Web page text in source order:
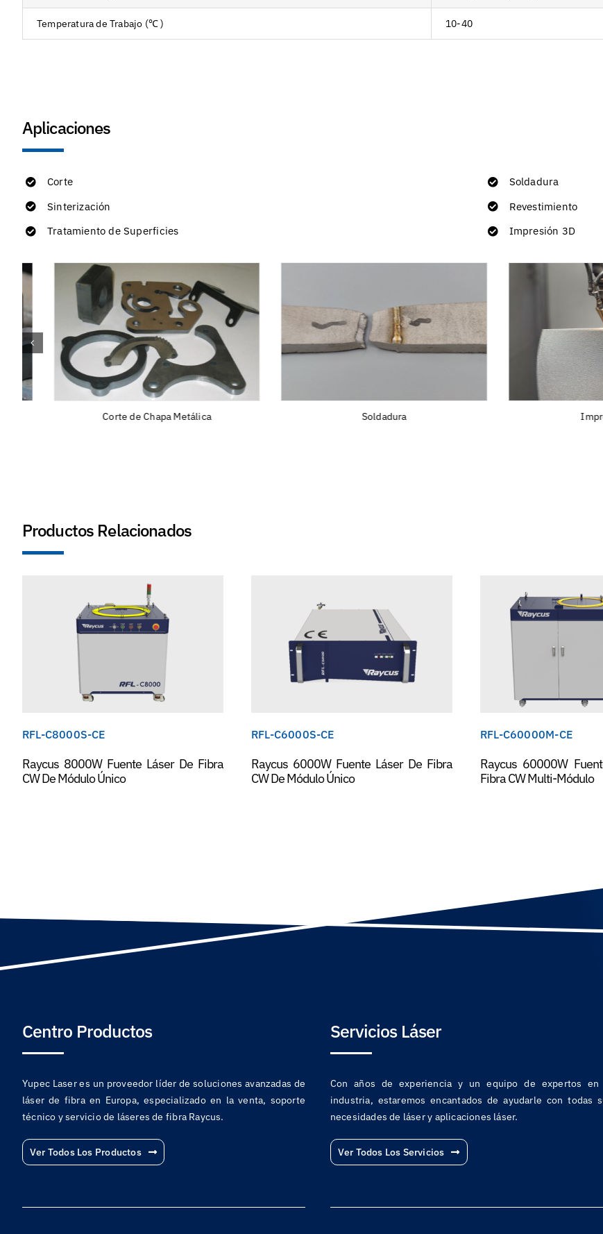
Temperatura de Trabajo (℃ ) 10-40
Aplicaciones
Corte
Sinterización
Tratamiento de Superficies
Soldadura
Revestimiento
Impresión 3D
Corte de Chapa Metálica Soldadura Impresión
Productos Relacionados
RFL-C8000S-CE
Raycus 8000W Fuente Láser De Fibra
CW De Módulo Único
RFL-C6000S-CE
Raycus 6000W Fuente Láser De Fibra
CW De Módulo Único
RFL-C60000M-CE
Raycus 60000W
Fibra CW Multi-Módulo
Centro Productos
Yupec Laser es un proveedor líder de soluciones avanzadas de
láser de fibra en Europa, especializado en la venta, soporte
técnico y servicio de láseres de fibra Raycus.
Ver Todos Los Productos
Servicios Láser
Con años de experiencia y un equipo de expertos
industria, estaremos encantados de ayudarle con todas
necesidades de láser y aplicaciones láser.
Ver Todos Los Servicios